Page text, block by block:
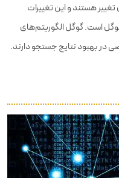
هستند و این تغییرات
است. گوگل الگوریتم‌های
بهبود نتایج جستجو دارند.